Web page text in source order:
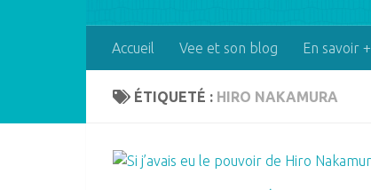
Accueil Vee et son blog En savoir +
ÉTIQUETÉ : HIRO NAKAMURA